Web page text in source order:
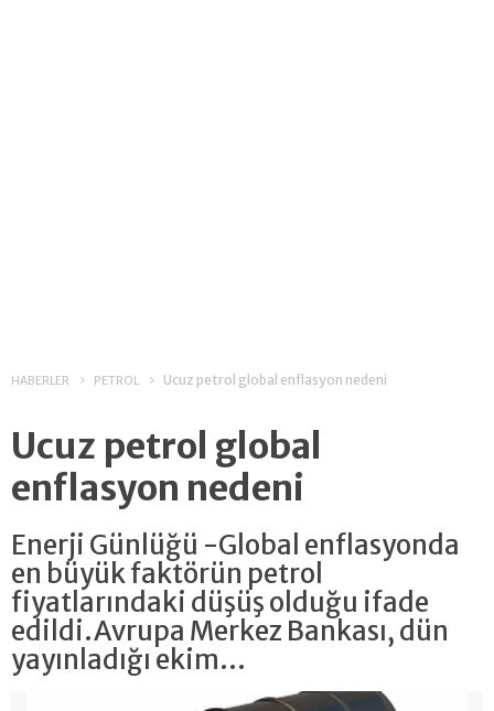
HABERLER PETROL Ucuz petrol global enflasyon nedeni
Ucuz petrol global
enflasyon nedeni
Enerji Günlüğü -Global enflasyonda
en büyük faktörün petrol
fiyatlarındaki düşüş olduğu ifade
edildi.Avrupa Merkez Bankası, dün
yayınladığı ekim...